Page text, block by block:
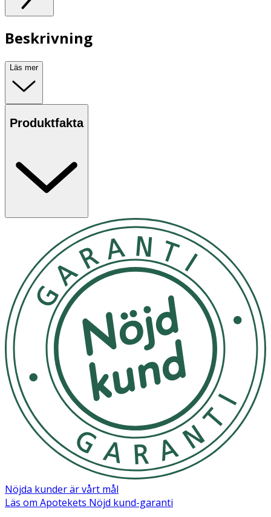
Beskrivning
Läs mer
Produktfakta
Nöjda kunder är vårt mål
Läs om Apotekets Nöjd kund-garanti